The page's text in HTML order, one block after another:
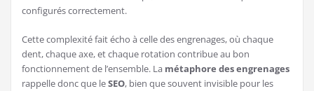
configurés correctement.
Cette complexité fait écho à celle des engrenages, où chaque
dent, chaque axe, et chaque rotation contribue au bon
fonctionnement de l’ensemble. La métaphore des engrenages
rappelle donc que leSEO, bien que souvent invisible pour les